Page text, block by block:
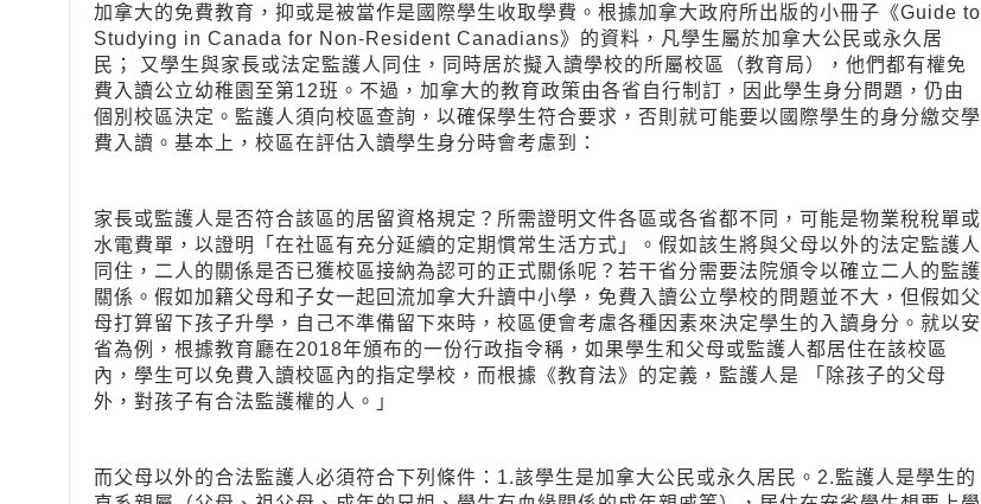
加拿大的免費教育，抑或是被當作是國際學生收取學費。根據加拿大政府所出版的小冊子《Guide to
Studying in Canada for Non-Resident Canadians》的資料，凡學生屬於加拿大公民或永久居
民； 又學生與家長或法定監護人同住，同時居於擬入讀學校的所屬校區（教育局），他們都有權免
費入讀公立幼稚園至第12班。不過，加拿大的教育政策由各省自行制訂，因此學生身分問題，仍由
個別校區決定。監護人須向校區查詢，以確保學生符合要求，否則就可能要以國際學生的身分繳交學
費入讀。基本上，校區在評估入讀學生身分時會考慮到：
家長或監護人是否符合該區的居留資格規定？所需證明文件各區或各省都不同，可能是物業稅稅單或
水電費單，以證明「在社區有充分延續的定期慣常生活方式」。假如該生將與父母以外的法定監護人
同住，二人的關係是否已獲校區接納為認可的正式關係呢？若干省分需要法院頒令以確立二人的監護
關係。假如加籍父母和子女一起回流加拿大升讀中小學，免費入讀公立學校的問題並不大，但假如父
母打算留下孩子升學，自己不準備留下來時，校區便會考慮各種因素來決定學生的入讀身分。就以安
省為例，根據教育廳在2018年頒布的一份行政指令稱，如果學生和父母或監護人都居住在該校區
內，學生可以免費入讀校區內的指定學校，而根據《教育法》的定義，監護人是 「除孩子的父母
外，對孩子有合法監護權的人。」
而父母以外的合法監護人必須符合下列條件：1.該學生是加拿大公民或永久居民。2.監護人是學生的